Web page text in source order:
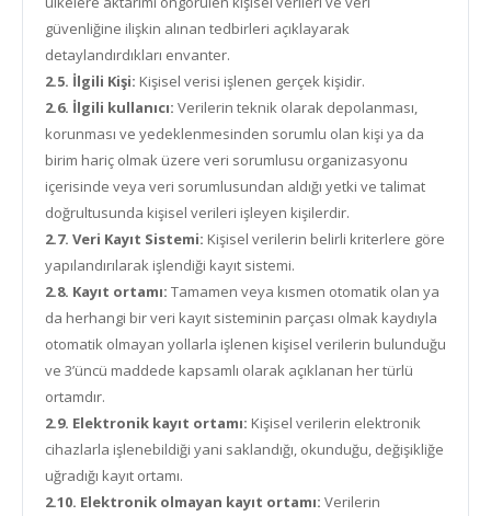
güvenliğine ilişkin alınan tedbirleri açıklayarak
detaylandırdıkları envanter.
2.5. İlgili Kişi: Kişisel verisi işlenen gerçek kişidir.
2.6. İlgili kullanıcı: Verilerin teknik olarak depolanması,
korunması ve yedeklenmesinden sorumlu olan kişi ya da
birim hariç olmak üzere veri sorumlusu organizasyonu
içerisinde veya veri sorumlusundan aldığı yetki ve talimat
doğrultusunda kişisel verileri işleyen kişilerdir.
2.7. Veri Kayıt Sistemi: Kişisel verilerin belirli kriterlere göre
yapılandırılarak işlendiği kayıt sistemi.
2.8. Kayıt ortamı: Tamamen veya kısmen otomatik olan ya
da herhangi bir veri kayıt sisteminin parçası olmak kaydıyla
otomatik olmayan yollarla işlenen kişisel verilerin bulunduğu
ve 3’üncü maddede kapsamlı olarak açıklanan her türlü
ortamdır.
2.9. Elektronik kayıt ortamı: Kişisel verilerin elektronik
cihazlarla işlenebildiği yani saklandığı, okunduğu, değişikliğe
uğradığı kayıt ortamı.
2.10. Elektronik olmayan kayıt ortamı: Verilerin